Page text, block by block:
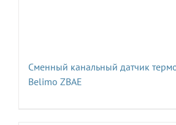
Сменный канальный датчик
Belimo ZBAE